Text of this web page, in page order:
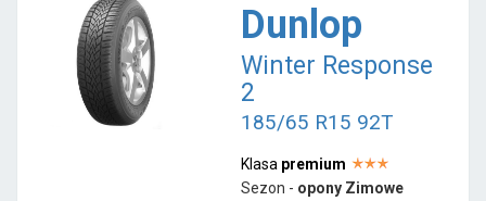
Dunlop
Winter Response
2
185/65 R15 92T
Klasa premium
Sezon - opony Zimowe